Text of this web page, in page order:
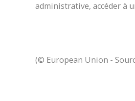
administrative, accéder à
(© European Union -